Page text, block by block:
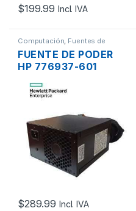
$199.99 Incl. IVA
Computación Fuentes de
Poder Servidores - PCs
FUENTE DE PODER
HP 776937-601
SERVIDOR PROLIANT
ML110 G9 80PLUS
BRONZE HOT PLUG
$289.99 Incl. IVA